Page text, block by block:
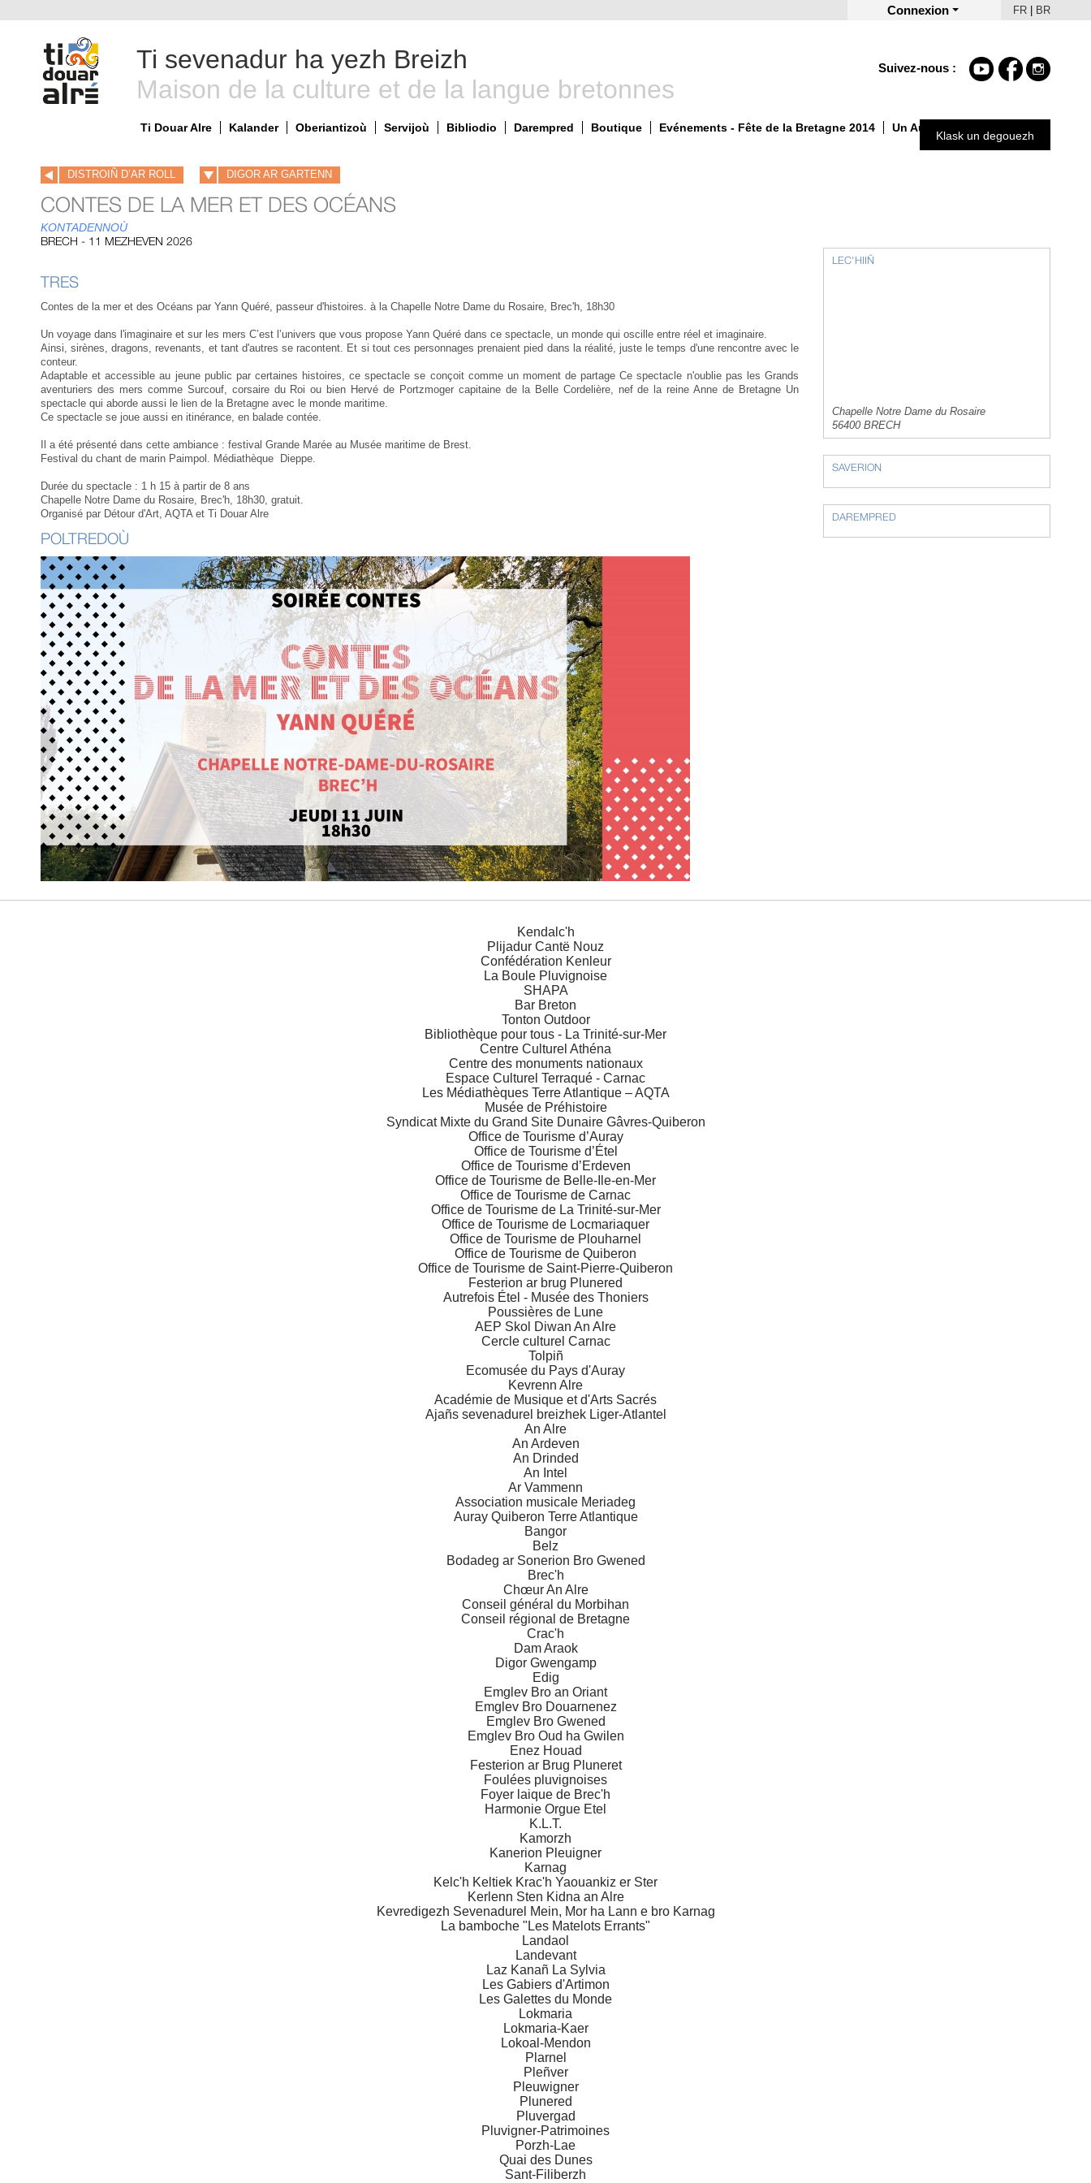
Connexion FR BR
Suivez-nous :
Ti sevenadur ha yezh Breizh
Maison de la culture et de la langue bretonnes
Ti Douar Alre Kalander Oberiantizoù Servijoù Bibliodio Darempred Boutique Evénements - Fête de la Bretagne 2014 Un Automne autrement 2025
Klask un degouezh
LEC'HIIÑ
Chapelle Notre Dame du Rosaire
56400 BRECH
SAVERION
DAREMPRED
DISTROIÑ D’AR ROLL DIGOR AR GARTENN
CONTES DE LA MER ET DES OCÉANS
KONTADENNOÙ
BRECH - 11 MEZHEVEN 2026
TRES
Contes de la mer et des Océans par Yann Quéré, passeur d'histoires. à la Chapelle Notre Dame du Rosaire, Brec'h, 18h30
Un voyage dans l'imaginaire et sur les mers C’est l’univers que vous propose Yann Quéré dans ce spectacle, un monde qui oscille entre réel et imaginaire.
Ainsi, sirènes, dragons, revenants, et tant d'autres se racontent. Et si tout ces personnages prenaient pied dans la réalité, juste le temps d'une rencontre avec le
conteur.
Adaptable et accessible au jeune public par certaines histoires, ce spectacle se conçoit comme un moment de partage Ce spectacle n'oublie pas les Grands
aventuriers des mers comme Surcouf, corsaire du Roi ou bien Hervé de Portzmoger capitaine de la Belle Cordelière, nef de la reine Anne de Bretagne Un
spectacle qui aborde aussi le lien de la Bretagne avec le monde maritime.
Ce spectacle se joue aussi en itinérance, en balade contée.
Il a été présenté dans cette ambiance : festival Grande Marée au Musée maritime de Brest.
Festival du chant de marin Paimpol. Médiathèque Dieppe.
Durée du spectacle : 1 h 15 à partir de 8 ans
Chapelle Notre Dame du Rosaire, Brec'h, 18h30, gratuit.
Organisé par Détour d'Art, AQTA et Ti Douar Alre
POLTREDOÙ
Kendalc'h
Plijadur Cantë Nouz
Confédération Kenleur
La Boule Pluvignoise
SHAPA
Bar Breton
Tonton Outdoor
Bibliothèque pour tous - La Trinité-sur-Mer
Centre Culturel Athéna
Centre des monuments nationaux
Espace Culturel Terraqué - Carnac
Les Médiathèques Terre Atlantique – AQTA
Musée de Préhistoire
Syndicat Mixte du Grand Site Dunaire Gâvres-Quiberon
Office de Tourisme d’Auray
Office de Tourisme d’Étel
Office de Tourisme d’Erdeven
Office de Tourisme de Belle-Ile-en-Mer
Office de Tourisme de Carnac
Office de Tourisme de La Trinité-sur-Mer
Office de Tourisme de Locmariaquer
Office de Tourisme de Plouharnel
Office de Tourisme de Quiberon
Office de Tourisme de Saint-Pierre-Quiberon
Festerion ar brug Plunered
Autrefois Étel - Musée des Thoniers
Poussières de Lune
AEP Skol Diwan An Alre
Cercle culturel Carnac
Tolpiñ
Ecomusée du Pays d'Auray
Kevrenn Alre
Académie de Musique et d'Arts Sacrés
Ajañs sevenadurel breizhek Liger-Atlantel
An Alre
An Ardeven
An Drinded
An Intel
Ar Vammenn
Association musicale Meriadeg
Auray Quiberon Terre Atlantique
Bangor
Belz
Bodadeg ar Sonerion Bro Gwened
Brec'h
Chœur An Alre
Conseil général du Morbihan
Conseil régional de Bretagne
Crac'h
Dam Araok
Digor Gwengamp
Edig
Emglev Bro an Oriant
Emglev Bro Douarnenez
Emglev Bro Gwened
Emglev Bro Oud ha Gwilen
Enez Houad
Festerion ar Brug Pluneret
Foulées pluvignoises
Foyer laique de Brec'h
Harmonie Orgue Etel
K.L.T.
Kamorzh
Kanerion Pleuigner
Karnag
Kelc'h Keltiek Krac'h Yaouankiz er Ster
Kerlenn Sten Kidna an Alre
Kevredigezh Sevenadurel Mein, Mor ha Lann e bro Karnag
La bamboche "Les Matelots Errants"
Landaol
Landevant
Laz Kanañ La Sylvia
Les Gabiers d'Artimon
Les Galettes du Monde
Lokmaria
Lokmaria-Kaer
Lokoal-Mendon
Plarnel
Pleñver
Pleuwigner
Plunered
Pluvergad
Pluvigner-Patrimoines
Porzh-Lae
Quai des Dunes
Sant-Filiberzh